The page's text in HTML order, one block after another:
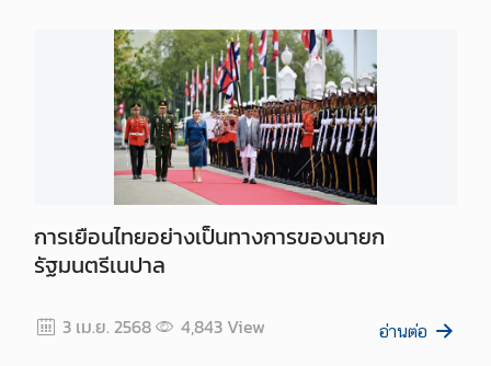
การเยือนไทยอย่างเป็นทางการของนายก
รัฐมนตรีเนปาล
3 เม.ย. 2568 4,843View อ่านต่อ